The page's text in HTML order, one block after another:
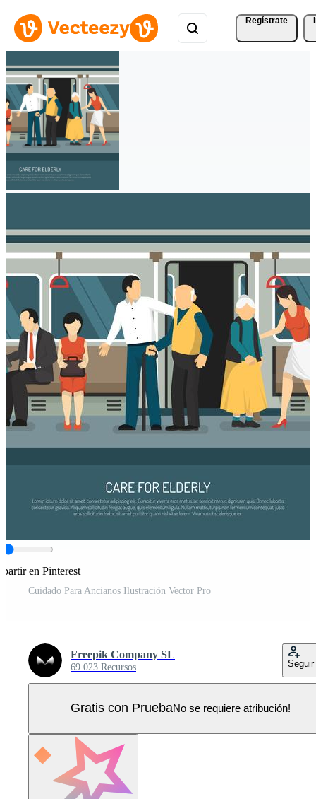
Regístrate
en Pinterest
Cuidado Para Ancianos Ilustración Vector Pro
Freepik Company SL
69.023 Recursos Seguir
Gratis con PruebaNo se requiere atribución!